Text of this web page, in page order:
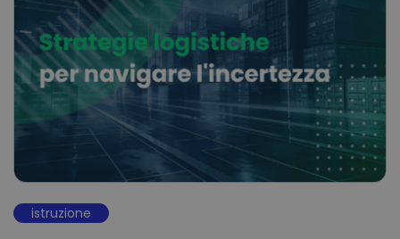
istruzione